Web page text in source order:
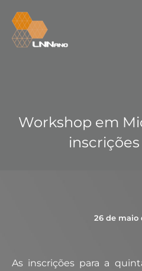
Workshop em
26 de maio
As inscrições para a